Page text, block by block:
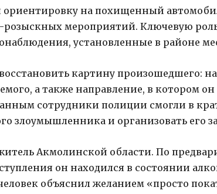
ориентировку на похищенный
розыскных мероприятий. Ключевую
установленные в районе
картину произошедшего:
а также направление, в котором
сотрудники полиции смогли в
злоумышленника и организовать его
Акмолинской области. По
он находился в состоянии
объяснил желанием «просто